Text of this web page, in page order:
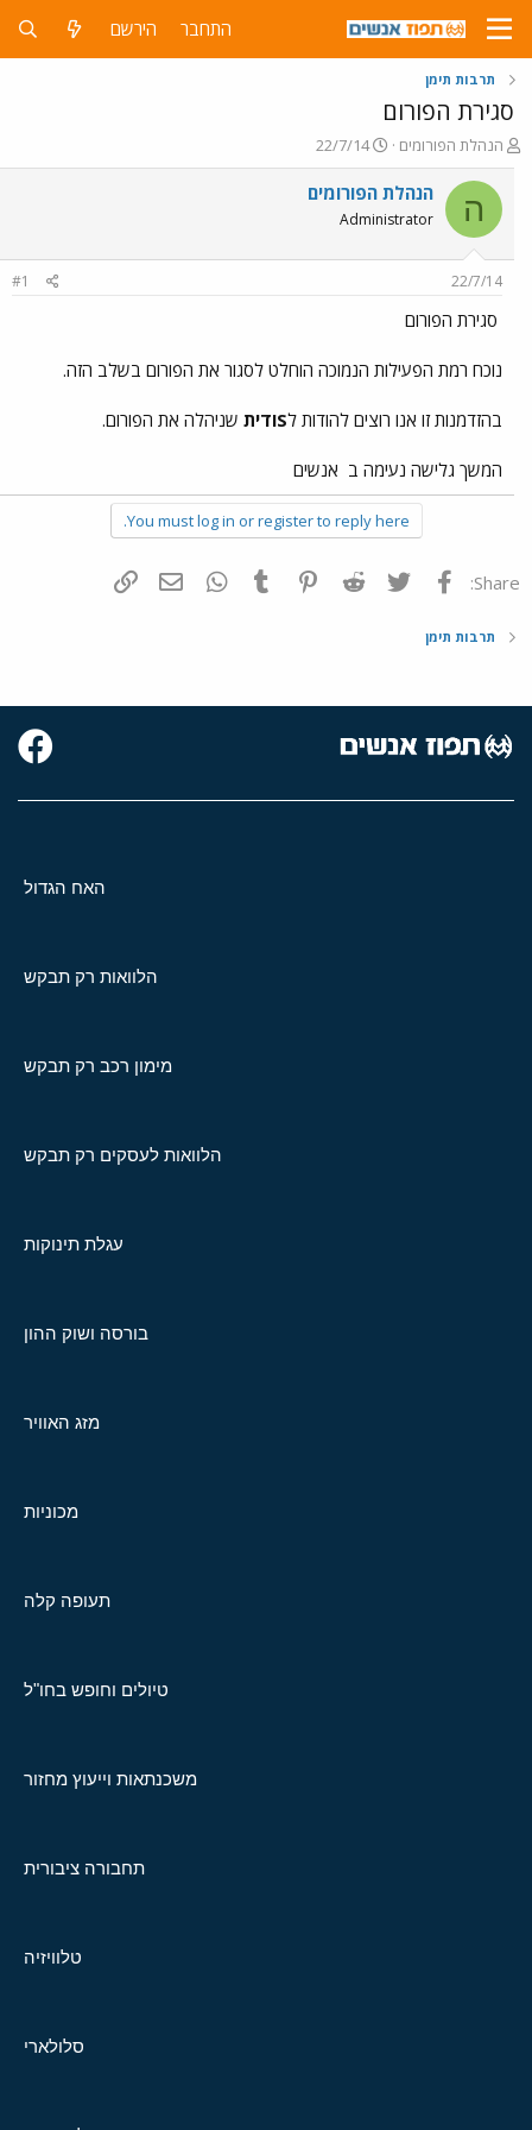
התחבר הירשם
תרבות תימן
סגירת הפורום
פ
ו
ת
ח
ה
ש
א
הנהלת הפורומים
פ
ו
ר
ם
22/7/14
ה הנהלת הפורומים
Administrator
22/7/14
#1
סגירת הפורום
נוכח רמת הפעילות הנמוכה הוחלט לסגור את הפורום בשלב הזה.
בהזדמנות זו אנו רוצים להודות לSודית שניהלה את הפורום.
המשך גלישה נעימה ב אנשים
You must log in or register to reply here.
Share: פייסבוק Twitter
Reddit
Pinterest
Tumblr
WhatsAppדואר אלקטרוני
תרבות תימן
האח הגדול
הלוואות רק תבקש
מימון רכב רק תבקש
הלוואות לעסקים רק תבקש
עגלת תינוקות
בורסה ושוק ההון
מזג האוויר
מכוניות
תעופה קלה
טיולים וחופש בחו"ל
משכנתאות וייעוץ מחזור
תחבורה ציבורית
טלוויזיה
סלולארי